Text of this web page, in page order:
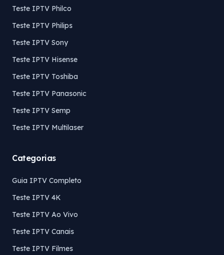
Teste IPTV Philco
Teste IPTV Philips
Teste IPTV Sony
Teste IPTV Hisense
Teste IPTV Toshiba
Teste IPTV Panasonic
Teste IPTV Semp
Teste IPTV Multilaser
Categorias
Guia IPTV Completo
Teste IPTV 4K
Teste IPTV Ao Vivo
Teste IPTV Canais
Teste IPTV Filmes